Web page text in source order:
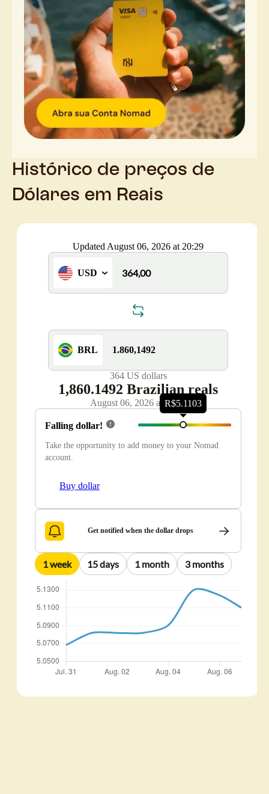
Histórico de preços de
Dólares em Reais